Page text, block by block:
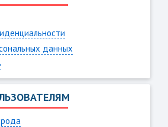
данных